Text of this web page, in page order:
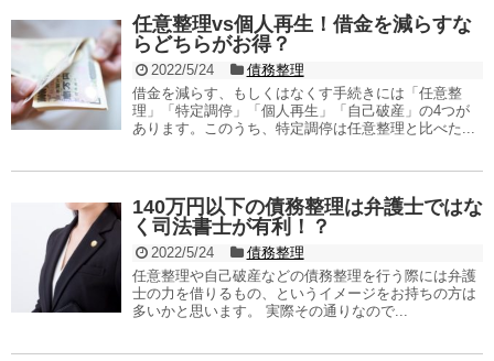
任意整理vs個人再生！借金を減らすな
らどちらがお得？
2022/5/24
債務整理
借金を減らす、もしくはなくす手続きには「任意整
理」「特定調停」「個人再生」「自己破産」の4つが
あります。このうち、特定調停は任意整理と比べた...
140万円以下の債務整理は弁護士ではな
く司法書士が有利！？
2022/5/24
債務整理
任意整理や自己破産などの債務整理を行う際には弁護
士の力を借りるもの、というイメージをお持ちの方は
多いかと思います。 実際その通りなので...